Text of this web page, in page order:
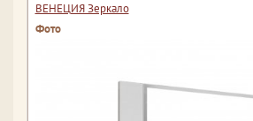
ВЕНЕЦИЯ Зеркало